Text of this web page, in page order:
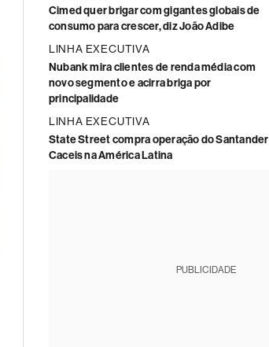
Cimed quer brigar com gigantes globais de
consumo para crescer, diz João Adibe
LINHA EXECUTIVA
Nubank mira clientes de renda média com
novo segmento e acirra briga por
principalidade
LINHA EXECUTIVA
State Street compra operação do Santander
Caceis na América Latina
PUBLICIDADE